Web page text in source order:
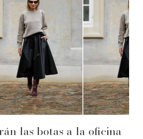
las botas a la oficina